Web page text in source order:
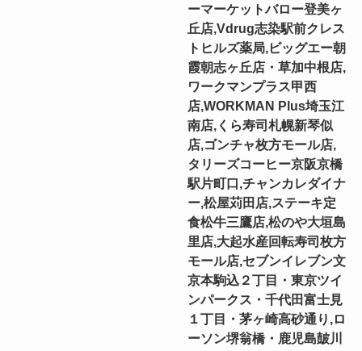
ーマーケットバロー登美ヶ
丘店,Vdrug志染駅前クレス
トヒルズ薬局,ビッグエー朝
霞朝志ヶ丘店・草加中根店,
ワークマンプラス甲西
店,WORKMAN Plus埼玉江
南店,くら寿司札幌新琴似
店,ゴンチャ枚方モール店,
タリーズコーヒー京阪京橋
駅片町口,チャンカレダイナ
ー,松屋苅田店,ステーキ定
食松牛三鷹店,松のや大垣島
里店,大起水産回転寿司枚方
モール店,セブンイレブン文
京本駒込２丁目・東京ツイ
ンパークス・千代田富士見
１丁目・茅ヶ崎高砂通り,ロ
ーソン堺翁橋・鹿児島皷川